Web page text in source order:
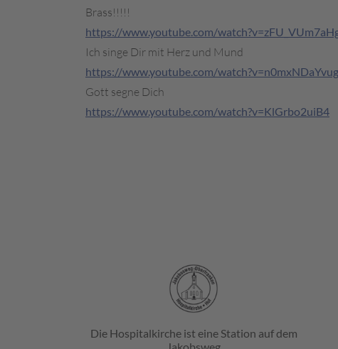
Brass!!!!!
https://www.youtube.com/
Ich singe Dir mit Herz und Mund
https://www.youtube.com/watch?v=n0mxNDaYvug
Gott segne Dich
https://www.youtube.com/watch?v=KlGrbo2uiB4
Die Hospitalkirche ist eine Station auf dem